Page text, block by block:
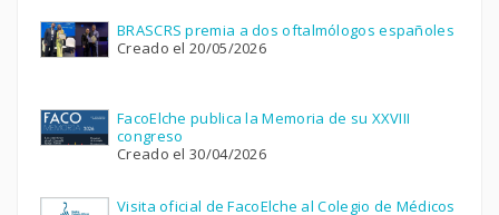
BRASCRS premia a dos oftalmólogos españoles
Creado el 20/05/2026
FacoElche publica la Memoria de su XXVIII
congreso
Creado el 30/04/2026
Visita oficial de FacoElche al Colegio de Médicos